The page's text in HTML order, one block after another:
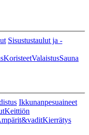
Sisustustaulut ja -
KoristeetValaistusSauna
Ikkunanpesuaineet
Keittiön
Kierrätys